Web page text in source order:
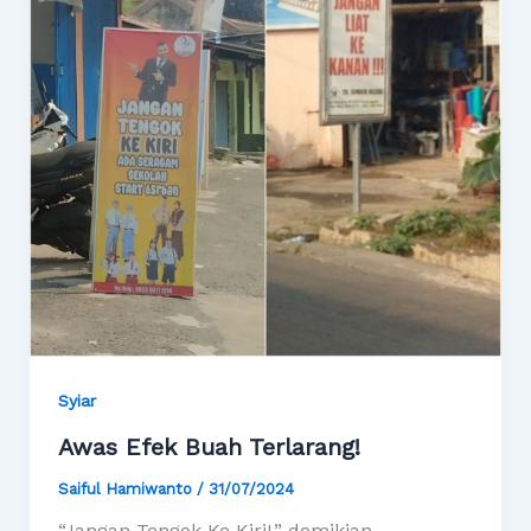
Syiar
Awas Efek Buah Terlarang!
Saiful Hamiwanto / 31/07/2024